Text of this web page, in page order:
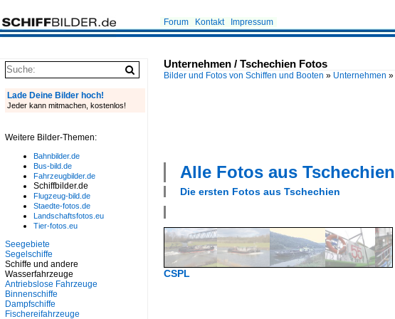
Forum Kontakt Impressum
Unternehmen / Tschechien Fotos
Bilder und Fotos von Schiffen und Booten » Unternehmen »
Alle Fotos aus Tschechien
Die ersten Fotos aus Tschechien
CSPL
Lade Deine Bilder hoch!
Jeder kann mitmachen, kostenlos!
Weitere Bilder-Themen:
Bahnbilder.de
Bus-bild.de
Fahrzeugbilder.de
Schiffbilder.de
Flugzeug-bild.de
Staedte-fotos.de
Landschaftsfotos.eu
Tier-fotos.eu
Seegebiete
Segelschiffe
Schiffe und andere
Wasserfahrzeuge
Antriebslose Fahrzeuge
Binnenschiffe
Dampfschiffe
Fischereifahrzeuge